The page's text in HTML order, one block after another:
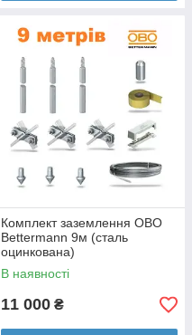
Комплект заземлення OBO
Bettermann 9м (сталь
оцинкована)
В наявності
11 000 ₴